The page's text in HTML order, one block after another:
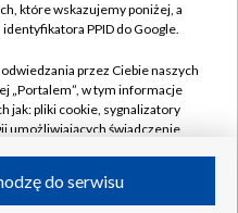
które wskazujemy poniżej, a
PPID do Google.
przez Ciebie naszych
„Portalem”, w tym informacje
jak: pliki cookie, sygnalizatory
umożliwiających świadczenie
do serwisu